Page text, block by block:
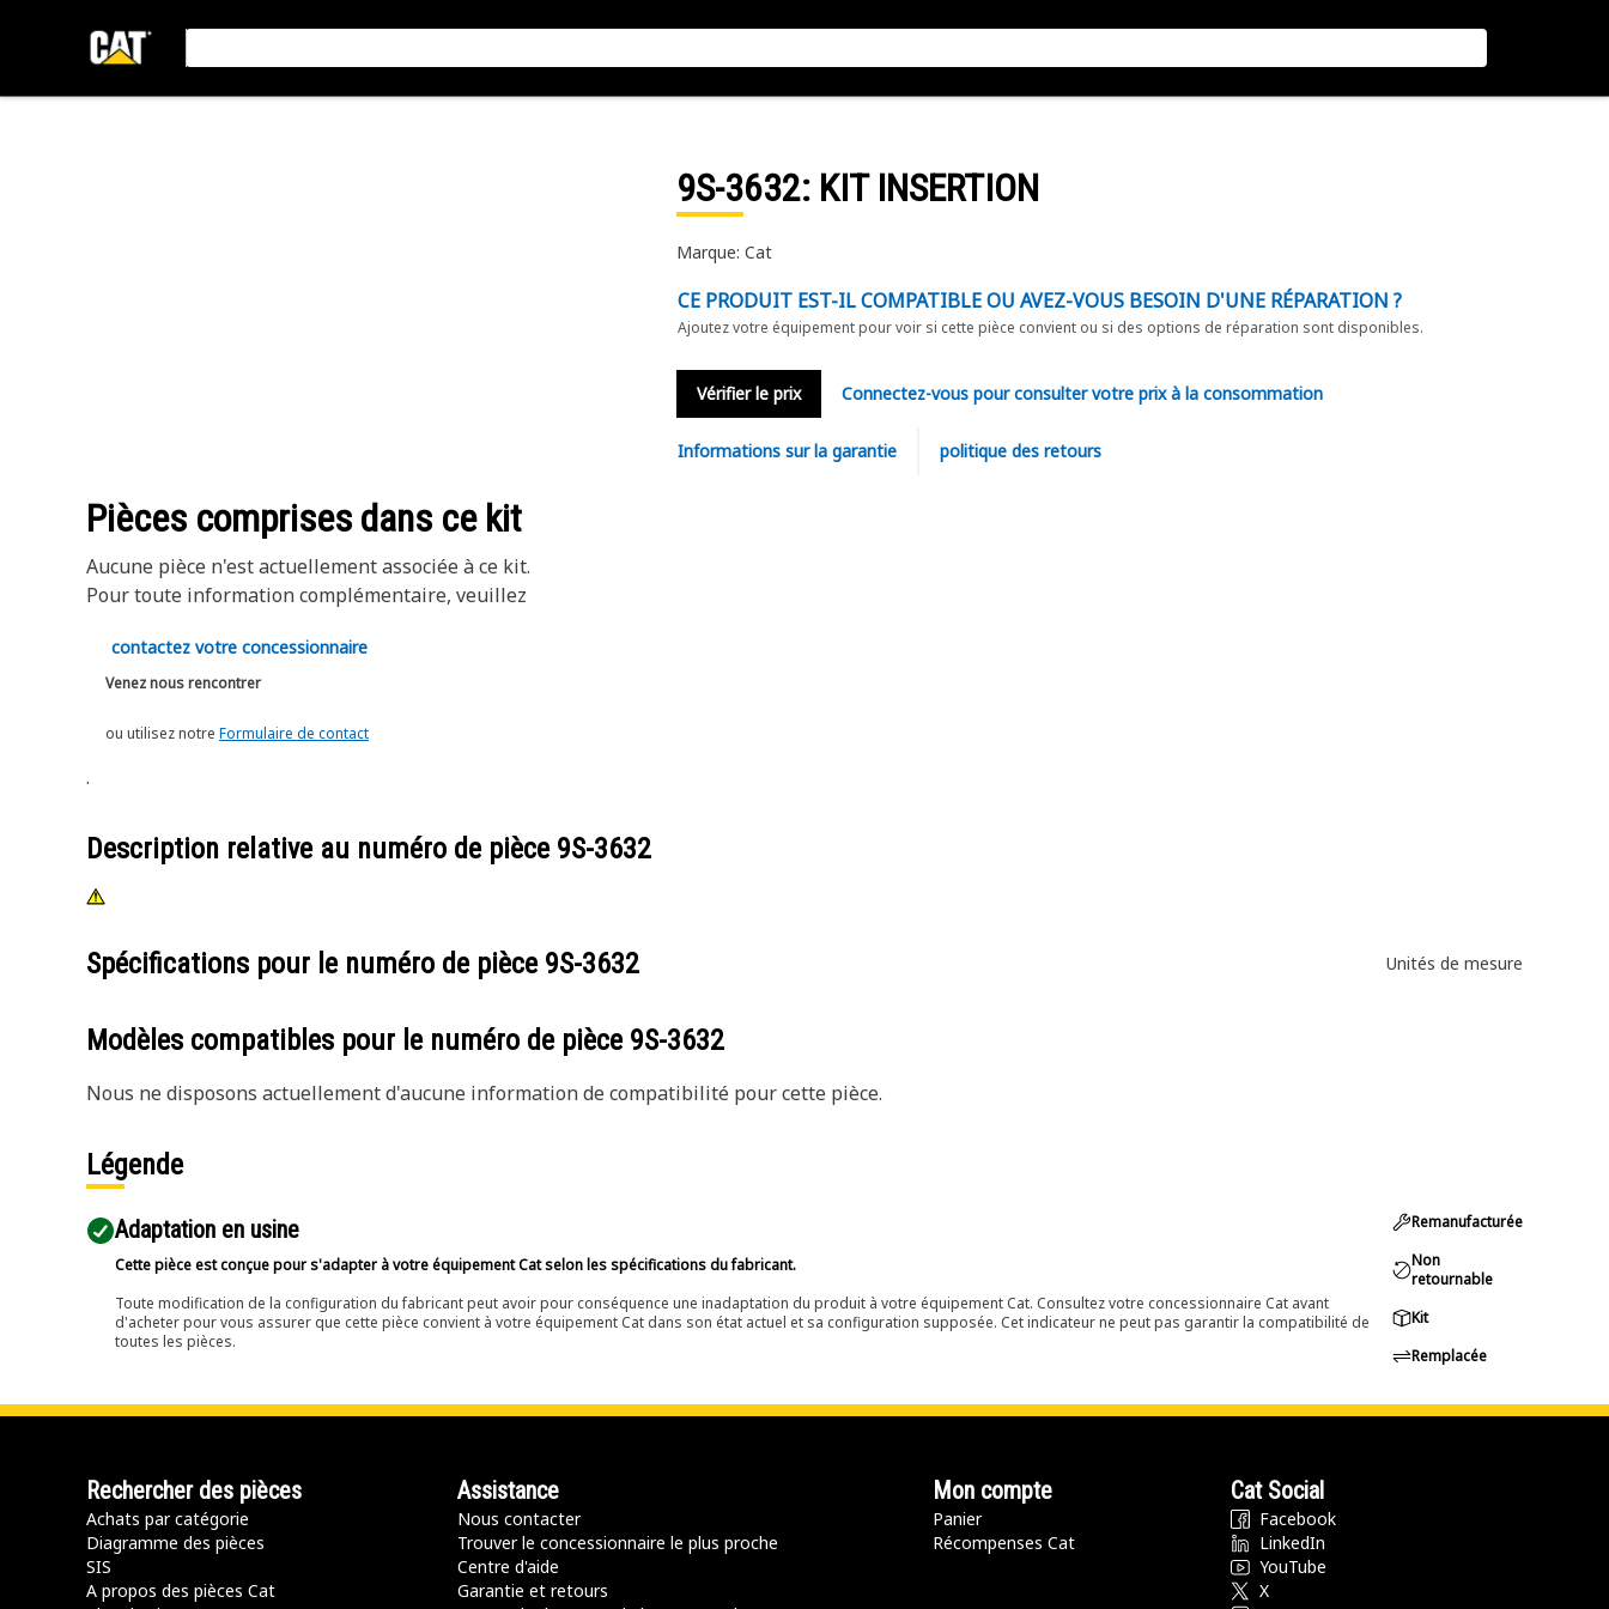
9S-3632: KIT INSERTION
Marque: Cat
CE PRODUIT EST-IL COMPATIBLE OU AVEZ-VOUS BESOIN D'UNE RÉPARATION ?
Ajoutez votre équipement pour voir si cette pièce convient ou si des options de réparation sont disponibles.
Vérifier le prix Connectez-vous pour consulter votre prix à la consommation
Informations sur la garantie politique des retours
Pièces comprises dans ce kit
Aucune pièce n'est actuellement associée à ce kit.
Pour toute information complémentaire, veuillez
contactez votre concessionnaire
Venez nous rencontrer
ou utilisez notre Formulaire de contact
.
Description relative au numéro de pièce 9S-3632
Spécifications pour le numéro de pièce 9S-3632 Unités de mesure
Modèles compatibles pour le numéro de pièce 9S-3632
Nous ne disposons actuellement d'aucune information de compatibilité pour cette pièce.
Légende
Adaptation en usine
Cette pièce est conçue pour s'adapter à votre équipement Cat selon les spécifications du fabricant.
Toute modification de la configuration du fabricant peut avoir pour conséquence une inadaptation du produit à votre équipement Cat. Consultez votre concessionnaire Cat avant
d'acheter pour vous assurer que cette pièce convient à votre équipement Cat dans son état actuel et sa configuration supposée. Cet indicateur ne peut pas garantir la compatibilité de
toutes les pièces.
Remanufacturée
Non
retournable
Kit
Remplacée
Rechercher des pièces
Achats par catégorie
Diagramme des pièces
SIS
A propos des pièces Cat
Assistance
Nous contacter
Trouver le concessionnaire le plus proche
Centre d'aide
Garantie et retours
Mon compte
Panier
Récompenses Cat
Cat Social
Facebook
LinkedIn
YouTube
X